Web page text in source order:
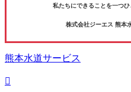
私たちにできることを一つひ
株式会社ジーエス 熊本
熊本水道サービス